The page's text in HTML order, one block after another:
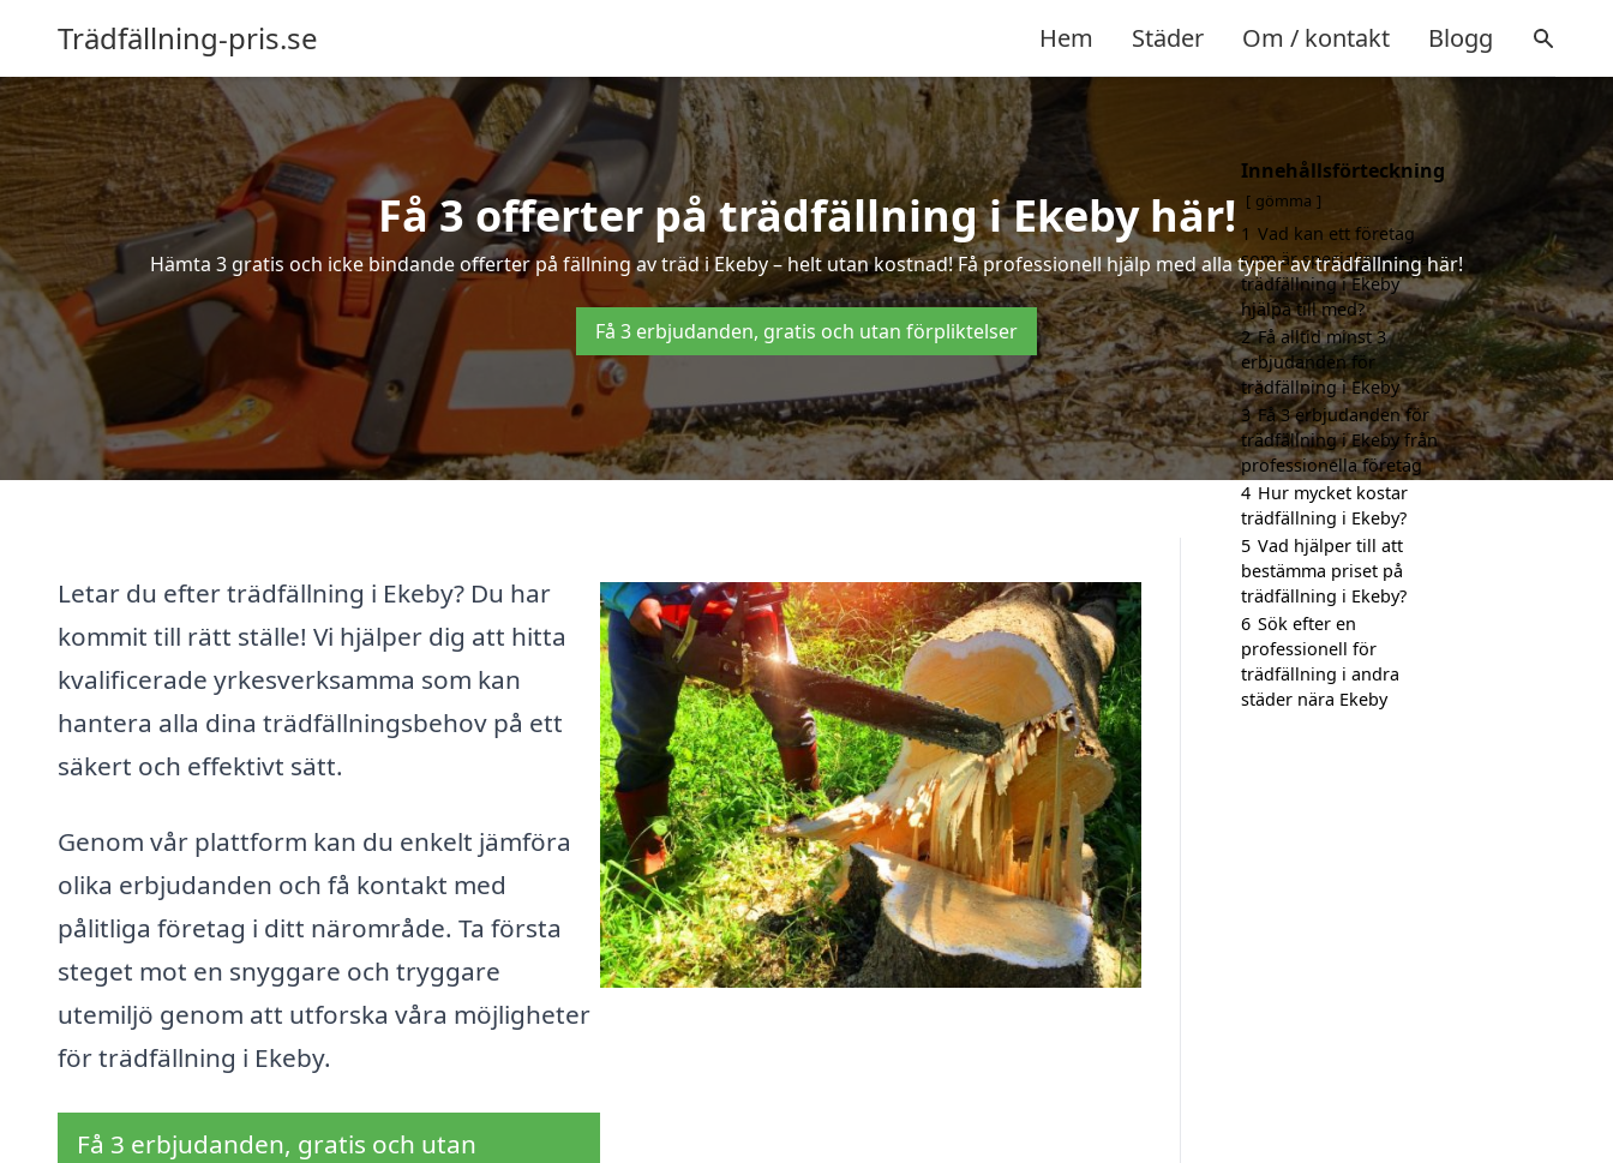
Trädfällning-pris.se Hem Städer Om / kontakt Blogg
Få 3 offerter på trädfällning i Ekeby här!
Hämta 3 gratis och icke bindande offerter på fällning av träd i Ekeby – helt utan kostnad! Få professionell hjälp med alla typer av trädfällning här!
Få 3 erbjudanden, gratis och utan förpliktelser
Letar du efter trädfällning i Ekeby? Du har
kommit till rätt ställe! Vi hjälper dig att hitta
kvalificerade yrkesverksamma som kan
hantera alla dina trädfällningsbehov på ett
säkert och effektivt sätt.
Genom vår plattform kan du enkelt jämföra
olika erbjudanden och få kontakt med
pålitliga företag i ditt närområde. Ta första
steget mot en snyggare och tryggare
utemiljö genom att utforska våra möjligheter
för trädfällning i Ekeby.
Få 3 erbjudanden, gratis och utan
Innehållsförteckning
gömma
1 Vad kan ett företag
som är specialiserat på
trädfällning i Ekeby
hjälpa till med?
2 Få alltid minst 3
erbjudanden för
trädfällning i Ekeby
3 Få 3 erbjudanden för
trädfällning i Ekeby från
professionella företag
4 Hur mycket kostar
trädfällning i Ekeby?
5 Vad hjälper till att
bestämma priset på
trädfällning i Ekeby?
6 Sök efter en
professionell för
trädfällning i andra
städer nära Ekeby